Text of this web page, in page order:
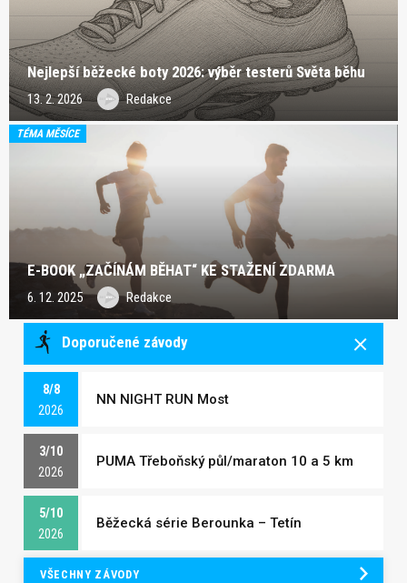
Nejlepší běžecké boty 2026: výběr testerů Světa běhu
13. 2. 2026 Redakce
TÉMA MĚSÍCE
E-BOOK „ZAČÍNÁM BĚHAT“ KE STAŽENÍ ZDARMA
6. 12. 2025 Redakce
Doporučené závody
8/8
2026
NN NIGHT RUN Most
3/10
2026
PUMA Třeboňský půl/maraton 10 a 5 km
5/10
2026
Běžecká série Berounka – Tetín
VŠECHNY ZÁVODY